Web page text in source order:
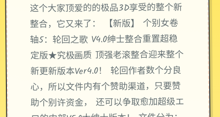
这个大家顶爱的的极品3D享受的整个新
整合，它又来了： 【新版】 个别女卷
轴5：轮回之歌 V4.0绅士整合重置超稳
定版★究极画质 顶强老滚整合迎来整个
新更新版本Ver4.0！ 轮回作者数个分良
心，所以文件内有个赞助渠道，只要赞
助个别许资金， 还可以争取愈加超级エ